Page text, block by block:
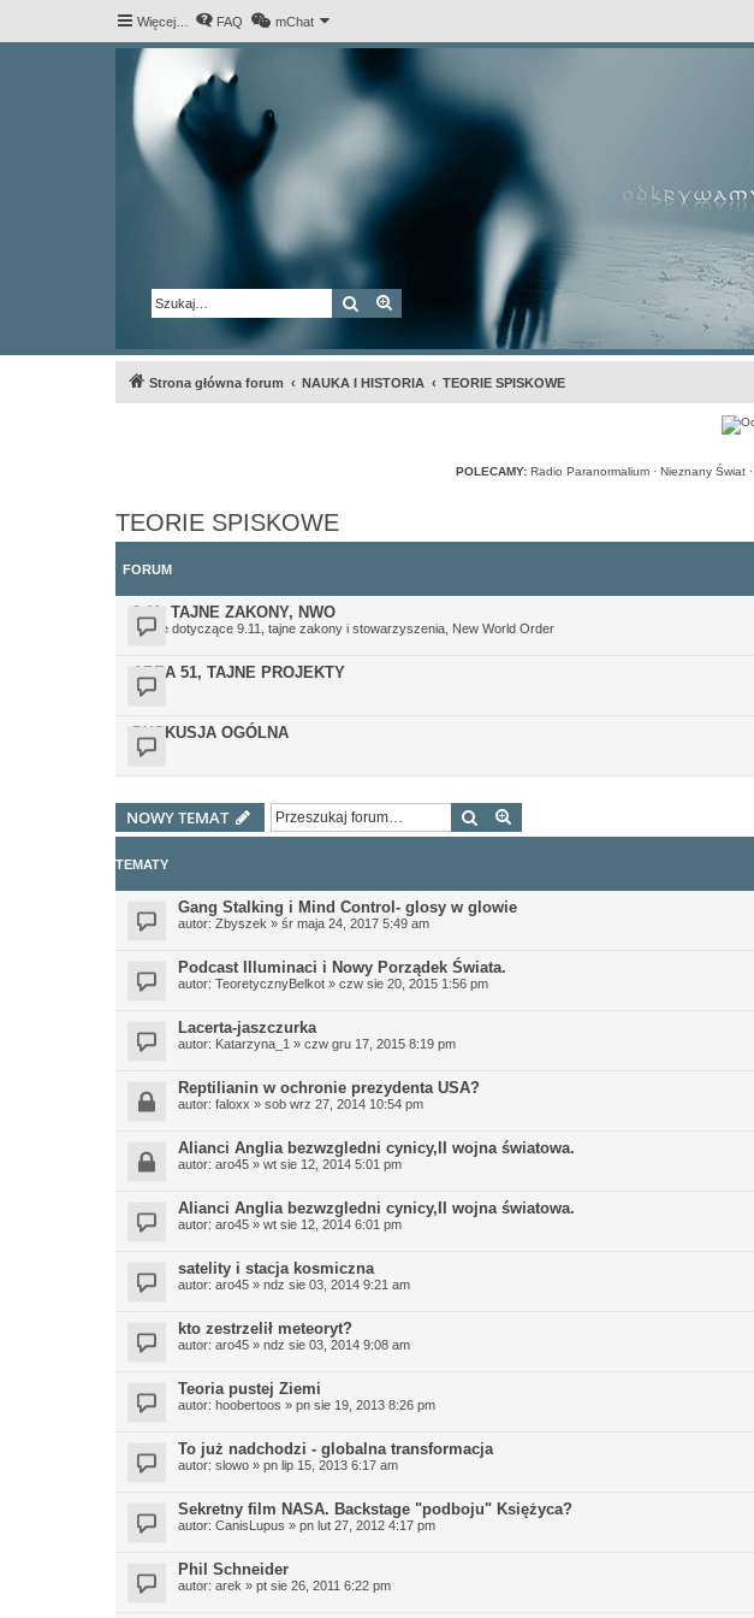
Więcej… FAQ mChat
Szukaj Wyszukiwanie zaawansowane
Strona główna forum NAUKA I HISTORIA TEORIE SPISKOWE
POLECAMY: Radio Paranormalium· Nieznany Świat·
TEORIE SPISKOWE
FORUM
9.11, TAJNE ZAKONY, NWO
Teorie dotyczące 9.11, tajne zakony i stowarzyszenia, New World Order
AREA 51, TAJNE PROJEKTY
DYSKUSJA OGÓLNA
NOWY TEMAT Szukaj
TEMATY
Gang Stalking i Mind Control- glosy w glowie
autor: Zbyszek » śr maja 24, 2017 5:49 am
Podcast Illuminaci i Nowy Porządek Świata.
autor: TeoretycznyBelkot » czw sie 20, 2015 1:56 pm
Lacerta-jaszczurka
autor: Katarzyna_1 » czw gru 17, 2015 8:19 pm
Reptilianin w ochronie prezydenta USA?
autor: faloxx » sob wrz 27, 2014 10:54 pm
Alianci Anglia bezwzgledni cynicy,II wojna światowa.
autor: aro45 » wt sie 12, 2014 5:01 pm
Alianci Anglia bezwzgledni cynicy,II wojna światowa.
autor: aro45 » wt sie 12, 2014 6:01 pm
satelity i stacja kosmiczna
autor: aro45 » ndz sie 03, 2014 9:21 am
kto zestrzelił meteoryt?
autor: aro45 » ndz sie 03, 2014 9:08 am
Teoria pustej Ziemi
autor: hoobertoos » pn sie 19, 2013 8:26 pm
To już nadchodzi - globalna transformacja
autor: slowo » pn lip 15, 2013 6:17 am
Sekretny film NASA. Backstage "podboju" Księżyca?
autor: CanisLupus » pn lut 27, 2012 4:17 pm
Phil Schneider
autor: arek » pt sie 26, 2011 6:22 pm